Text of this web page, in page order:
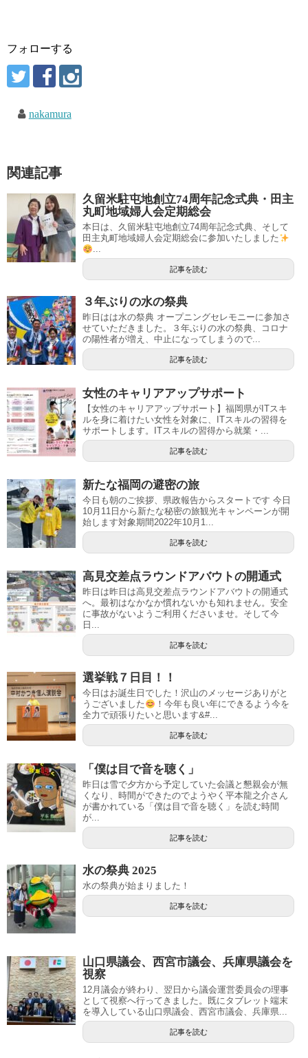
フォローする
nakamura
関連記事
久留米駐屯地創立74周年記念式典・田主
丸町地域婦人会定期総会
本日は、久留米駐屯地創立74周年記念式典、そして
田主丸町地域婦人会定期総会に参加いたしました
...
記事を読む
３年ぶりの水の祭典
昨日はは水の祭典 オープニングセレモニーに参加さ
せていただきました。３年ぶりの水の祭典、コロナ
の陽性者が増え、中止になってしまうので...
記事を読む
女性のキャリアアップサポート
【女性のキャリアアップサポート】福岡県がITスキ
ルを身に着けたい女性を対象に、ITスキルの習得を
サポートします。ITスキルの習得から就業・...
記事を読む
新たな福岡の避密の旅
今日も朝のご挨拶、県政報告からスタートです 今日
10月11日から新たな秘密の旅観光キャンペーンが開
始します対象期間2022年10月1...
記事を読む
高見交差点ラウンドアバウトの開通式
昨日は昨日は高見交差点ラウンドアバウトの開通式
へ。最初はなかなか慣れないかも知れません。安全
に事故がないようご利用くださいませ。そして今
日...
記事を読む
選挙戦７日目！！
今日はお誕生日でした！沢山のメッセージありがと
うございました
！今年も良い年にできるよう今を
全力で頑張りたいと思います&#...
記事を読む
「僕は目で音を聴く」
昨日は雪で夕方から予定していた会議と懇親会が無
くなり、時間ができたのでようやく平本龍之介さん
が書かれている「僕は目で音を聴く」を読む時間
が...
記事を読む
水の祭典 2025
水の祭典が始まりました！
記事を読む
山口県議会、西宮市議会、兵庫県議会を
視察
12月議会が終わり、翌日から議会運営委員会の理事
として視察へ行ってきました。既にタブレット端末
を導入している山口県議会、西宮市議会、兵庫県...
記事を読む